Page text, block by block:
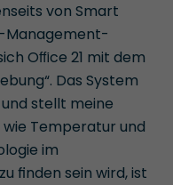
von Smart
Management-
Oﬃce 21 mit dem
Das System
stellt meine
Temperatur und
im
ﬁnden sein wird, ist